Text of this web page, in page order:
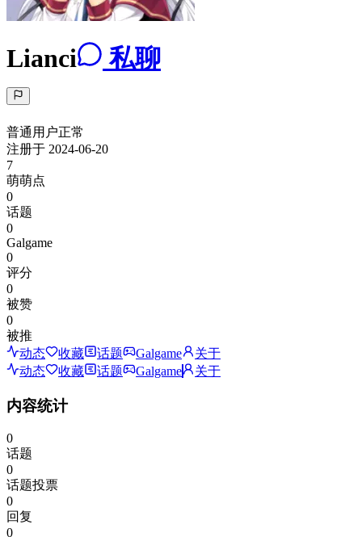
Lianci 私聊
普通用户正常
注册于 2024-06-20
7
萌萌点
0
话题
0
Galgame
0
评分
0
被赞
0
被推
动态
收藏 话题 Galgame
关于
动态
收藏 话题 Galgame 关于
内容统计
0
话题
0
话题投票
0
回复
0